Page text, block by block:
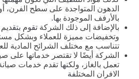
الدهون المتواجدة على سطح الفرن،
بالأرفف الموجودة بها.
بالإضافة إلى ذلك الشركة تقوم
وتخفيضات مميزة للعملاء وبشكل
تتناسب مع مختلف الشرائح المادية
الشركة أيضًا لا تقتصر خدماتها على
تعمل بالغاز، ولكنها تقدم خدمات
الافران المختلفة